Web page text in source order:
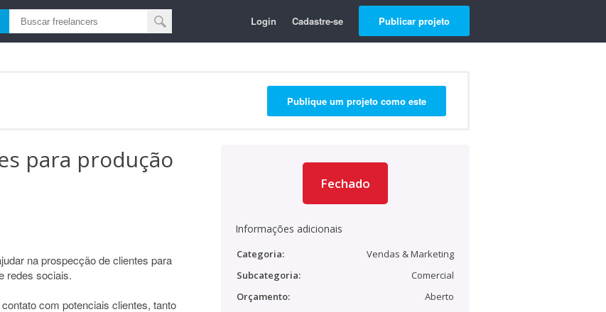
Login Cadastre-se Publicar projeto
Publique um projeto como este
para produção
na prospecção de clientes para
redes sociais.
com potenciais clientes, tanto
Fechado
Informações adicionais
Categoria:
Vendas & Marketing
Subcategoria:
Comercial
Orçamento:
Aberto